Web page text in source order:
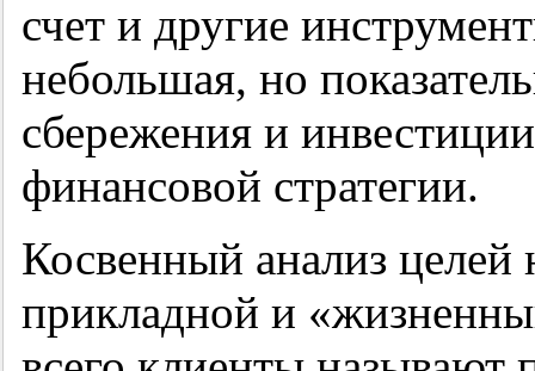
счет и другие
небольшая, но
сбережения и
финансовой стратегии.
Косвенный анализ целей
прикладной и